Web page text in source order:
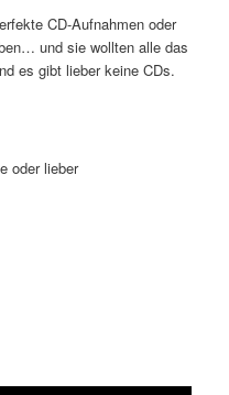
CD-Aufnahmen oder
und sie wollten alle das
es gibt lieber keine CDs.
oder lieber